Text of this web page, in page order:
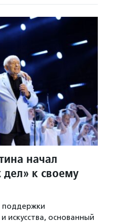
начал
к своему
поддержки
искусства, основанный